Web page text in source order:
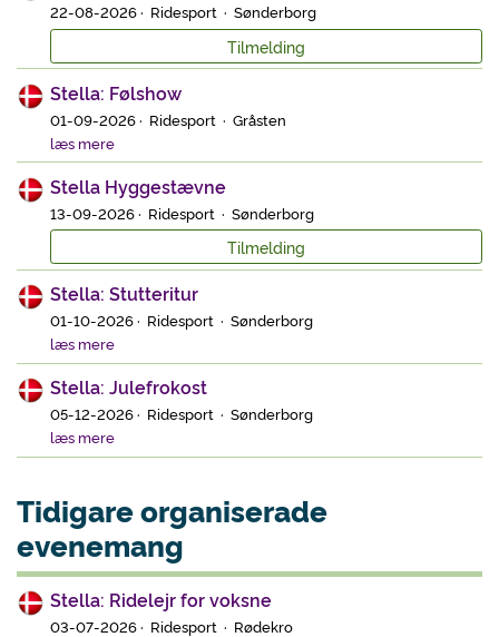
22-08-2026 · Ridesport · Sønderborg
Tilmelding
Stella: Følshow
01-09-2026 · Ridesport · Gråsten
læs mere
Stella Hyggestævne
13-09-2026 · Ridesport · Sønderborg
Tilmelding
Stella: Stutteritur
01-10-2026 · Ridesport · Sønderborg
læs mere
Stella: Julefrokost
05-12-2026 · Ridesport · Sønderborg
læs mere
Tidigare organiserade
evenemang
Stella: Ridelejr for voksne
03-07-2026 · Ridesport · Rødekro